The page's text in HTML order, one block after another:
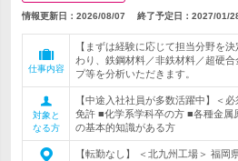
情報更新日：2026/08/07 終了予定日： 2027/01/
仕事内容
【まずは経験に応じて担当分野を
わり、鉄鋼材料／非鉄材料／超硬
プ等を分析いただきます。
対象と
なる方
【中途入社社員が多数活躍中】＜
免許 ■化学系学科卒の方 ■各種金属
の基本的知識がある方
【転勤なし】 ＜北九州工場＞ 福岡